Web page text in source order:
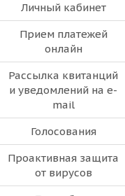
Личный кабинет
Прием платежей
онлайн
Рассылка квитанций
и уведомлений на e-
mail
Голосования
Проактивная защита
от вирусов